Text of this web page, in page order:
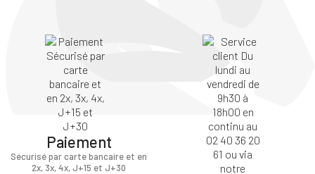
Paiement
Sécurisé par carte bancaire et en
2x, 3x, 4x, J+15 et J+30